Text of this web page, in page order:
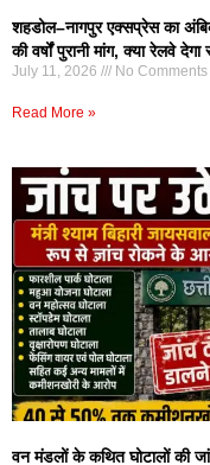
शहडोल–नागपुर एक्सप्रेस का
की वर्षों पुरानी मांग, क्या रेलवे देगा
July 11, 2026 No Comments
Read More »
वन मंडलों के कथित घोटालों की